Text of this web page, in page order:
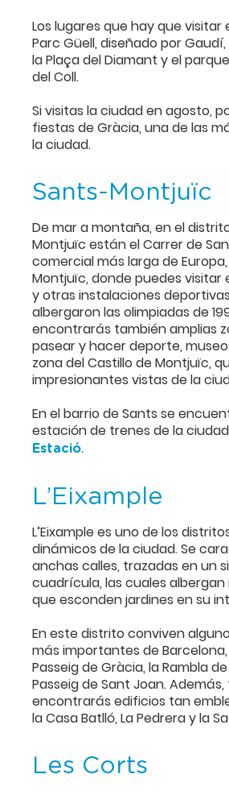
Los lugares que hay que visitar
Parc Güell, diseñado por Gaudí,
la Plaça del Diamant y el
del Coll.
Si visitas la ciudad en agosto,
fiestas de Gràcia, una de las
la ciudad.
Sants-Montjuïc
De mar a montaña, en el
Montjuïc están el Carrer de
comercial más larga de
Montjuïc, donde puedes visitar
y otras instalaciones
albergaron las olimpiadas de
encontrarás también amplias
pasear y hacer deporte,
zona del Castillo de Montjuïc,
impresionantes vistas de la
En el barrio de Sants se
estación de trenes de la
Estació.
L’Eixample
L’Eixample es uno de los
dinámicos de la ciudad. Se
anchas calles, trazadas en un
cuadrícula, las cuales albergan
que esconden jardines en su
En este distrito conviven
más importantes de
Passeig de Gràcia, la Rambla
Passeig de Sant Joan.
encontrarás edificios tan
la Casa Batlló, La Pedrera y la
Les Corts